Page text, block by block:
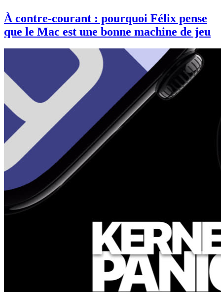
À contre-courant : pourquoi Félix pense
que le Mac est une bonne machine de jeu